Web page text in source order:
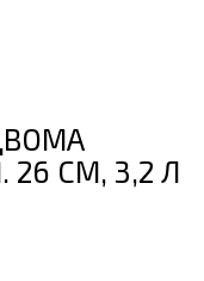
26 СМ, 3,2 Л